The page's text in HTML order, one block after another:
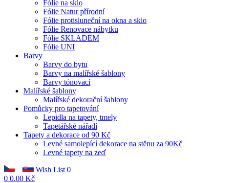
Fólie na sklo
Fólie Natur přírodní
Fólie protisluneční na okna a sklo
Fólie Renovace nábytku
Fólie SKLADEM
Fólie UNI
Barvy
Barvy do bytu
Barvy na malířské šablony
Barvy tónovací
Malířské šablony
Malířské dekorační šablony
Pomůcky pro tapetování
Lepidla na tapety, tmely
Tapetářské nářadí
Tapety a dekorace od 90 Kč
Levné samolepící dekorace na stěnu za 90Kč
Levné tapety na zeď
Wish List 0
0 0.00 Kč